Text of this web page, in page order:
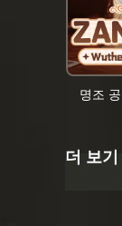
명조
더 보기